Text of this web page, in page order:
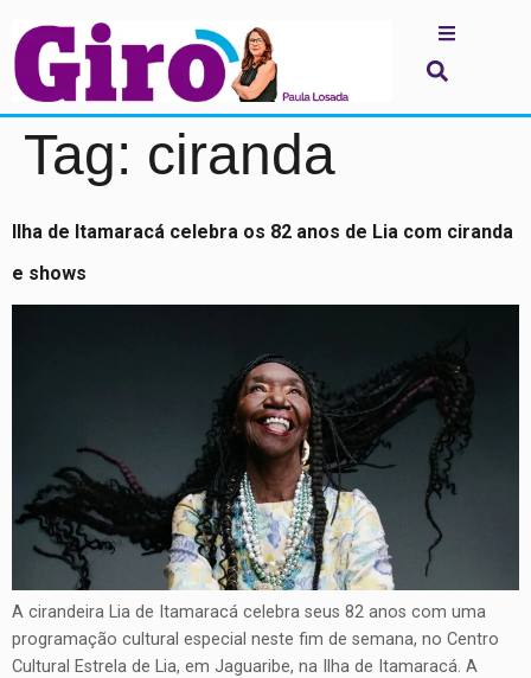
Tag: ciranda
Ilha de Itamaracá celebra os 82 anos de Lia com ciranda
e shows
A cirandeira Lia de Itamaracá celebra seus 82 anos com uma
programação cultural especial neste fim de semana, no Centro
Cultural Estrela de Lia, em Jaguaribe, na Ilha de Itamaracá. A